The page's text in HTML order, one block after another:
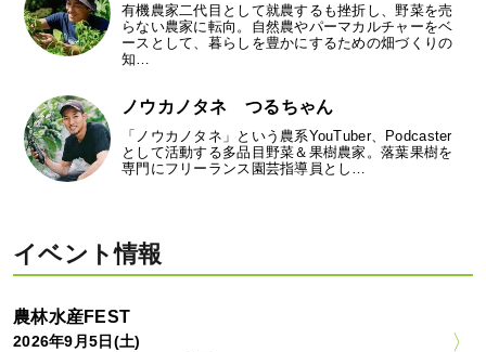
有機農家二代目として就農するも挫折し、野菜を売
らない農家に転向。自然農やパーマカルチャーをベ
ースとして、暮らしを豊かにするための畑づくりの
知…
ノウカノタネ つるちゃん
「ノウカノタネ」という農系YouTuber、Podcaster
として活動する多品目野菜＆果樹農家。落葉果樹を
専門にフリーランス園芸指導員とし…
イベント情報
農林水産FEST
2026年9月5日(土)